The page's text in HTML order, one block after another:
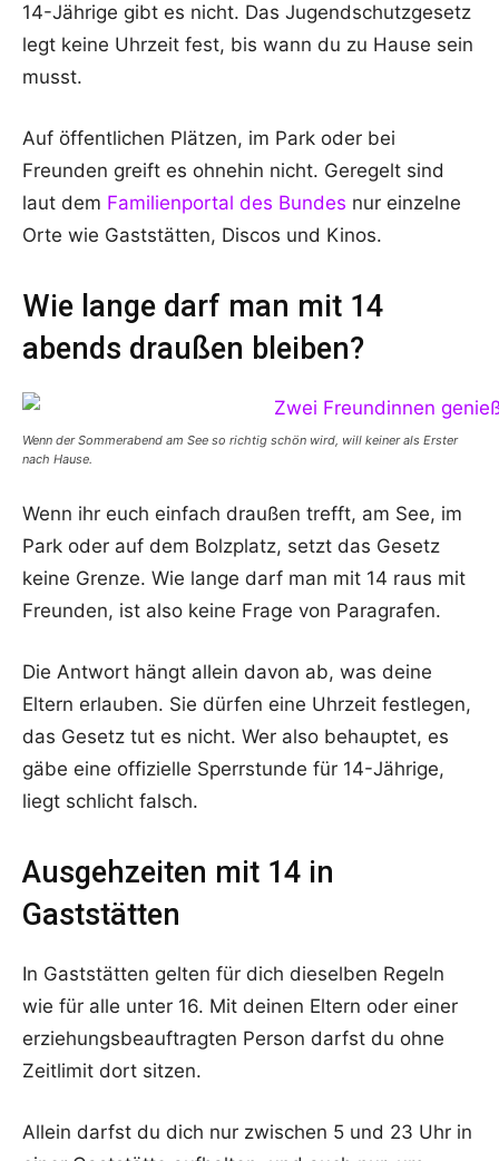
14-Jährige gibt es nicht. Das Jugendschutzgesetz
legt keine Uhrzeit fest, bis wann du zu Hause sein
musst.
Auf öffentlichen Plätzen, im Park oder bei
Freunden greift es ohnehin nicht. Geregelt sind
laut dem Familienportal des Bundes nur einzelne
Orte wie Gaststätten, Discos und Kinos.
Wie lange darf man mit 14
abends draußen bleiben?
Wenn der Sommerabend am See so richtig schön wird, will keiner als Erster
nach Hause.
Wenn ihr euch einfach draußen trefft, am See, im
Park oder auf dem Bolzplatz, setzt das Gesetz
keine Grenze. Wie lange darf man mit 14 raus mit
Freunden, ist also keine Frage von Paragrafen.
Die Antwort hängt allein davon ab, was deine
Eltern erlauben. Sie dürfen eine Uhrzeit festlegen,
das Gesetz tut es nicht. Wer also behauptet, es
gäbe eine offizielle Sperrstunde für 14-Jährige,
liegt schlicht falsch.
Ausgehzeiten mit 14 in
Gaststätten
In Gaststätten gelten für dich dieselben Regeln
wie für alle unter 16. Mit deinen Eltern oder einer
erziehungsbeauftragten Person darfst du ohne
Zeitlimit dort sitzen.
Allein darfst du dich nur zwischen 5 und 23 Uhr in